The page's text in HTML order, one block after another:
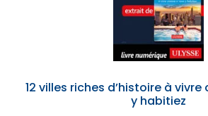
12 villes riches d’histoire à
y habitiez